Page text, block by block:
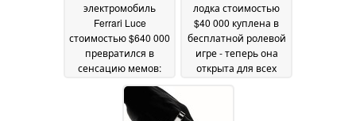
электромобиль
Ferrari Luce
стоимостью $640 000
превратился в
сенсацию мемов:
Невыпущенный
Apple автомобиль
или волшебная
лодка стоимостью
$40 000 куплена в
бесплатной ролевой
игре - теперь она
открыта для всех